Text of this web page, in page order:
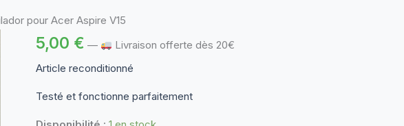
pour Acer Aspire V15
5,00 € —
Livraison offerte dès 20€
Article reconditionné
Testé et fonctionne parfaitement